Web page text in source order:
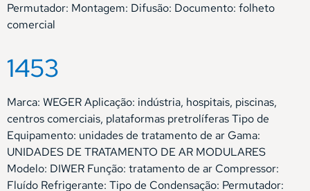
Permutador: Montagem: Difusão: Documento: folheto
comercial
1453
Marca: WEGER Aplicação: indústria, hospitais, piscinas,
centros comerciais, plataformas pretrolíferas Tipo de
Equipamento: unidades de tratamento de ar Gama:
UNIDADES DE TRATAMENTO DE AR MODULARES
Modelo: DIWER Função: tratamento de ar Compressor:
Fluído Refrigerante: Tipo de Condensação: Permutador: